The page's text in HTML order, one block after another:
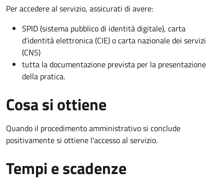
Per accedere al servizio, assicurati di avere:
SPID (sistema pubblico di identità digitale), carta
d’identità elettronica (CIE) o carta nazionale dei servizi
(CNS)
tutta la documentazione prevista per la presentazione
della pratica.
Cosa si ottiene
Quando il procedimento amministrativo si conclude
positivamente si ottiene l'accesso al servizio.
Tempi e scadenze